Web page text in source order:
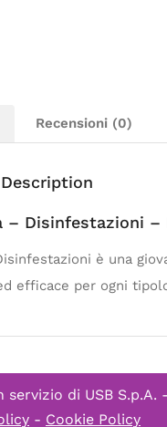
Recensioni (0)
– Disinfestazioni –
è una
efficace per ogni
servizio di USB
- Cookie Policy